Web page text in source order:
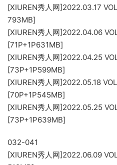
[XIUREN秀人网]2022.03.17
793MB]
[XIUREN秀人网]2022.04.06
[71P+1P631MB]
[XIUREN秀人网]2022.04.25
[73P+1P599MB]
[XIUREN秀人网]2022.05.18
[70P+1P545MB]
[XIUREN秀人网]2022.05.25
[73P+1P639MB]
032-041
[XIUREN秀人网]2022.06.09